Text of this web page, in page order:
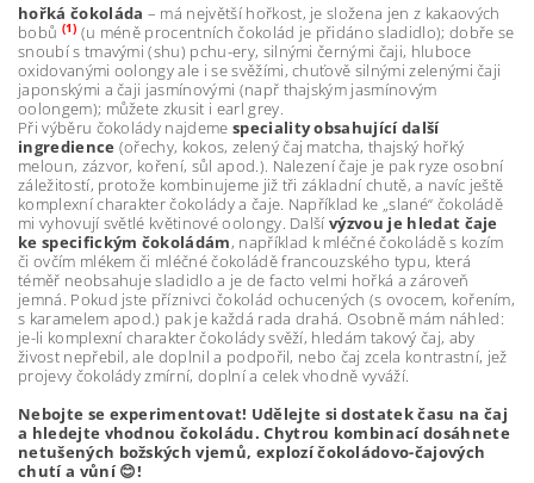
hořká čokoláda – má největší hořkost, je složena jen z kakaových
bobů (1) (u méně procentních čokolád je přidáno sladidlo); dobře se
snoubí s tmavými (shu) pchu-ery, silnými černými čaji, hluboce
oxidovanými oolongy ale i se svěžími, chuťově silnými zelenými čaji
japonskými a čaji jasmínovými (např thajským jasmínovým
oolongem); můžete zkusit i earl grey.
Při výběru čokolády najdeme speciality obsahující další
ingredience (ořechy, kokos, zelený čaj matcha, thajský hořký
meloun, zázvor, koření, sůl apod.). Nalezení čaje je pak ryze osobní
záležitostí, protože kombinujeme již tři základní chutě, a navíc ještě
komplexní charakter čokolády a čaje. Například ke „slané“ čokoládě
mi vyhovují světlé květinové oolongy. Dalšívýzvou je hledat čaje
ke specifickým čokoládám, například k mléčné čokoládě s kozím
či ovčím mlékem či mléčné čokoládě francouzského typu, která
téměř neobsahuje sladidlo a je de facto velmi hořká a zároveň
jemná. Pokud jste příznivci čokolád ochucených (s ovocem, kořením,
s karamelem apod.) pak je každá rada drahá. Osobně mám náhled:
je-li komplexní charakter čokolády svěží, hledám takový čaj, aby
živost nepřebil, ale doplnil a podpořil, nebo čaj zcela kontrastní, jež
projevy čokolády zmírní, doplní a celek vhodně vyváží.
Nebojte se experimentovat! Udělejte si dostatek času na čaj
a hledejte vhodnou čokoládu. Chytrou kombinací dosáhnete
netušených božských vjemů, explozí čokoládovo-čajových
chutí a vůní😊!